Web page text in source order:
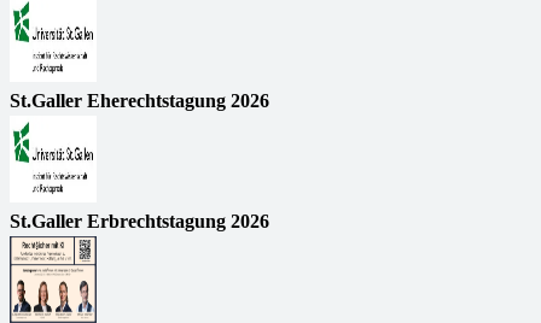
St.Galler Eherechtstagung 2026
St.Galler Erbrechtstagung 2026